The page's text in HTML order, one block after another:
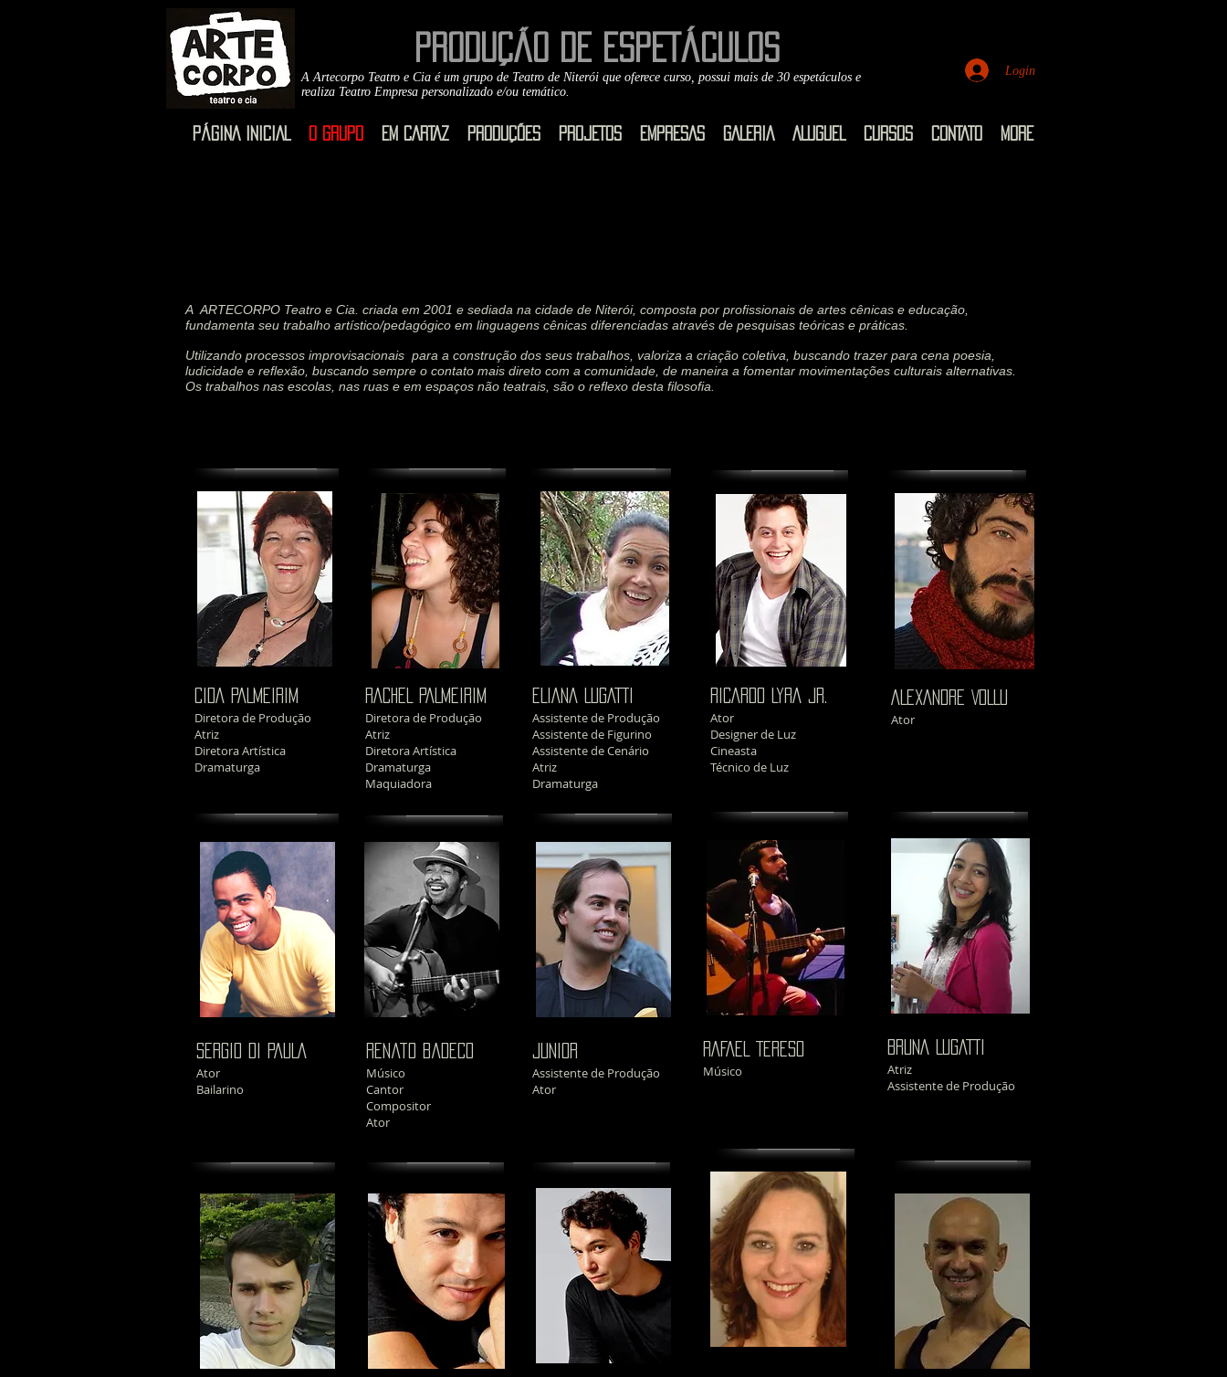
PRODUÇÃO DE ESPETÁCULOS
PÁGINA INICIAL O GRUPO EM CARTAZ PRODUÇÕES PROJETOS EMPRESAS GALERIA ALUGUEL CURSOS CONTATO More
A Artecorpo Teatro e Cia é um grupo de Teatro de Niterói que oferece curso, possui mais de 30 espetáculos e
realiza Teatro Empresa personalizado e/ou temático.
Login
A ARTECORPO Teatro e Cia. criada em 2001 e sediada na cidade de Niterói, composta por profissionais de artes cênicas e educação,
fundamenta seu trabalho artístico/pedagógico em linguagens cênicas diferenciadas através de pesquisas teóricas e práticas.
Utilizando processos improvisacionais para a construção dos seus trabalhos, valoriza a criação coletiva, buscando trazer para cena poesia,
ludicidade e reflexão, buscando sempre o contato mais direto com a comunidade, de maneira a fomentar movimentações culturais alternativas.
Os trabalhos nas escolas, nas ruas e em espaços não teatrais, são o reflexo desta filosofia.
CIDA PALMEIRIM
Diretora de Produção
Atriz
Diretora Artística
Dramaturga
SERGIO DI PAULA
Ator
Bailarino
RACHEL PALMEIRIM
Diretora de Produção
Atriz
Diretora Artística
Dramaturga
Maquiadora
renato badeco
Músico
Cantor
Compositor
Ator
ELIANA LUGATTI
Assistente de Produção
Assistente de Figurino
Assistente de Cenário
Atriz
Dramaturga
junior
Assistente de Produção
Ator
RICARDO LYRA JR.
Ator
Designer de Luz
Cineasta
Técnico de Luz
RAFAEL TERESO
Músico
ALEXANDRE VOLLU
Ator
BRUNA LUGATTI
Atriz
Assistente de Produção